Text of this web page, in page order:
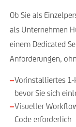
Ob Sie als
als Unternehmen
einem Dedicated
Anforderungen,
−Vorinstalliertes
bevor Sie sich
−Visueller
Code erforderlich